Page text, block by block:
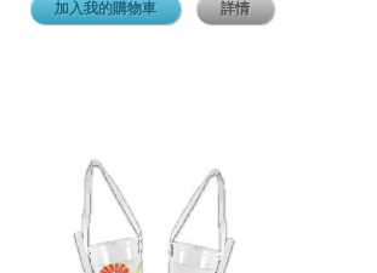
加入我的購物車 詳情